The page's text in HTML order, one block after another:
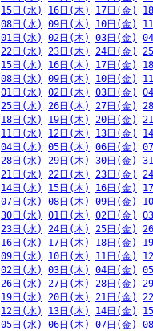
15日(水) 16日(木) 17日(金)
08日(水) 09日(木) 10日(金)
01日(水) 02日(木) 03日(金)
22日(水) 23日(木) 24日(金)
15日(水) 16日(木) 17日(金)
08日(水) 09日(木) 10日(金)
01日(水) 02日(木) 03日(金)
25日(水) 26日(木) 27日(金)
18日(水) 19日(木) 20日(金)
11日(水) 12日(木) 13日(金)
04日(水) 05日(木) 06日(金)
28日(水) 29日(木) 30日(金)
21日(水) 22日(木) 23日(金)
14日(水) 15日(木) 16日(金)
07日(水) 08日(木) 09日(金)
30日(水) 01日(木) 02日(金)
23日(水) 24日(木) 25日(金)
16日(水) 17日(木) 18日(金)
09日(水) 10日(木) 11日(金)
02日(水) 03日(木) 04日(金)
26日(水) 27日(木) 28日(金)
19日(水) 20日(木) 21日(金)
12日(水) 13日(木) 14日(金)
05日(水) 06日(木) 07日(金)